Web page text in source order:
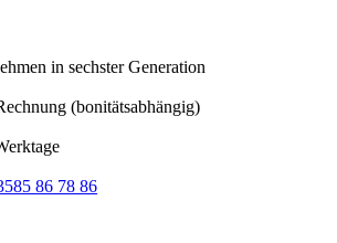
in sechster Gene­ration
(bonitätsabhängig)
86 78 86